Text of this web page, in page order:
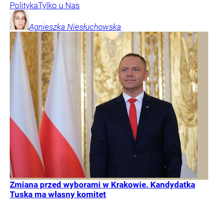
PolitykaTylko u Nas
Agnieszka Niesłuchowska
Zmiana przed wyborami w Krakowie. Kandydatka
Tuska ma własny komitet